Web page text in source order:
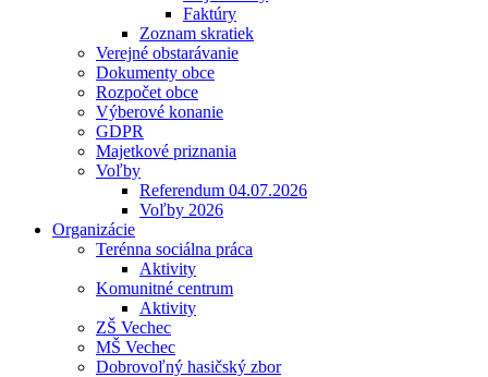
Faktúry
Zoznam skratiek
Verejné obstarávanie
Dokumenty obce
Rozpočet obce
Výberové konanie
GDPR
Majetkové priznania
Voľby
Referendum 04.07.2026
Voľby 2026
Organizácie
Terénna sociálna práca
Aktivity
Komunitné centrum
Aktivity
ZŠ Vechec
MŠ Vechec
Dobrovoľný hasičský zbor